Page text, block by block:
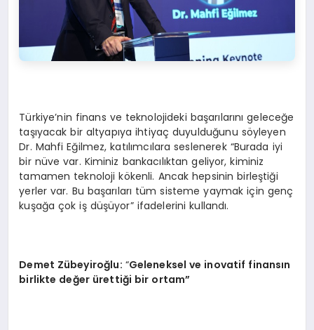
Türkiye’nin finans ve teknolojideki başarılarını geleceğe
taşıyacak bir altyapıya ihtiyaç duyulduğunu söyleyen
Dr. Mahfi Eğilmez, katılımcılara seslenerek “Burada iyi
bir nüve var. Kiminiz bankacılıktan geliyor, kiminiz
tamamen teknoloji kökenli. Ancak hepsinin birleştiği
yerler var. Bu başarıları tüm sisteme yaymak için genç
kuşağa çok iş düşüyor” ifadelerini kullandı.
Demet Zübeyiroğlu: “Geleneksel ve inovatif finansın
birlikte değer ürettiği bir ortam”